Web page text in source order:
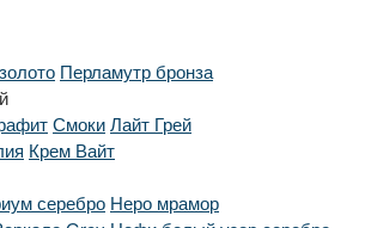
Перламутр бронза
СмокиЛайт Грей
Крем Вайт
серебро Неро мрамор